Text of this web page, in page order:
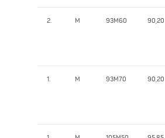
2. M 93M60 90,20
1. M 93M70 90,20